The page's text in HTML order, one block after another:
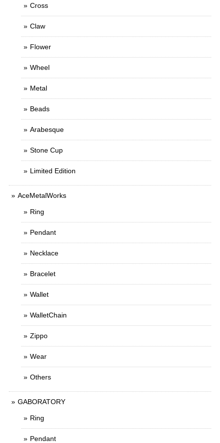
Cross
Claw
Flower
Wheel
Metal
Beads
Arabesque
Stone Cup
Limited Edition
AceMetalWorks
Ring
Pendant
Necklace
Bracelet
Wallet
WalletChain
Zippo
Wear
Others
GABORATORY
Ring
Pendant